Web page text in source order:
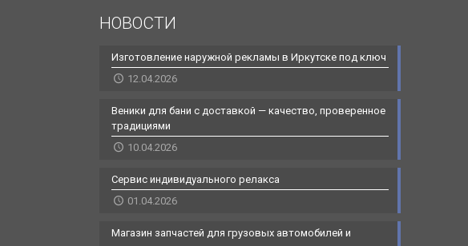
НОВОСТИ
Изготовление наружной рекламы в Иркутске под ключ
12.04.2026
Веники для бани с доставкой — качество, проверенное
традициями
10.04.2026
Сервис индивидуального релакса
01.04.2026
Магазин запчастей для грузовых автомобилей и